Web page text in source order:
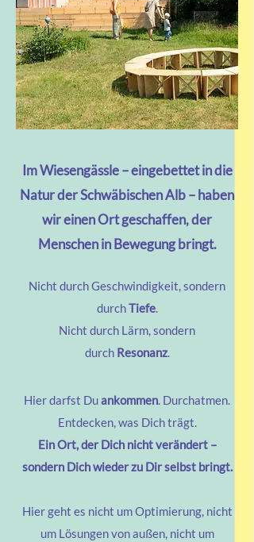
Im Wiesengässle – eingebettet in die
Natur der Schwäbischen Alb – haben
wir einen Ort geschaffen, der
Menschen in Bewegung bringt.
Nicht durch Geschwindigkeit,sondern
durchTiefe.
Nicht durch Lärm, sondern
durch Resonanz.​
Hier darfst Duankommen. Durchatmen.
Entdecken, was Dich trägt.
Ein Ort, der Dich nicht verändert –
sondern Dich wieder zu Dir selbst bringt.
Hier geht es nicht um Optimierung, nicht
um Lösungen von außen, nicht um